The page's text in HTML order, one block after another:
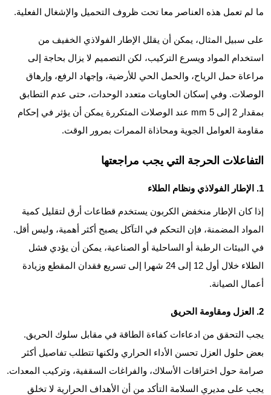
ما لم تعمل هذه العناصر معا تحت ظروف التحميل والإشغال الفعلية.
على سبيل المثال، يمكن أن يقلل الإطار الفولاذي الخفيف من
استخدام المواد ويسرع التركيب، لكن التصميم لا يزال بحاجة إلى
مراعاة حمل الرياح، والحمل الحي للأرضية، وإجهاد الرفع، وإرهاق
الوصلات. وفي إسكان الحاويات متعدد الوحدات، حتى عدم التطابق
بمقدار 2 إلى 5 mm عند الوصلات المتكررة يمكن أن يؤثر في إحكام
مقاومة العوامل الجوية ومحاذاة الممرات بمرور الوقت.
التفاعلات الحرجة التي يجب مراجعتها
1. الإطار الفولاذي ونظام الطلاء
إذا كان الإطار منخفض الكربون يستخدم قطاعات أرق لتقليل كمية
المواد المضمنة، فإن التحكم في التآكل يصبح أكثر أهمية، وليس أقل.
في البيئات الرطبة أو الساحلية أو الصناعية، يمكن أن يؤدي فشل
الطلاء خلال أول 12 إلى 24 شهرا إلى تسريع فقدان المقطع وزيادة
أعمال الصيانة.
2. العزل ومقاومة الحريق
يجب التحقق من ادعاءات كفاءة الطاقة في مقابل سلوك الحريق.
بعض حلول العزل تحسن الأداء الحراري ولكنها تتطلب تفاصيل أكثر
صرامة حول اختراقات الأسلاك، والفراغات السقفية، وتركيب المعدات.
يجب على مديري السلامة التأكد من أن الأهداف الحرارية لا تخلق